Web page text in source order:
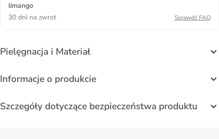
limango
30 dni na zwrot
Sprawdź FAQ
Pielęgnacja i Materiał
Informacje o produkcie
Szczegóły dotyczące bezpieczeństwa produktu